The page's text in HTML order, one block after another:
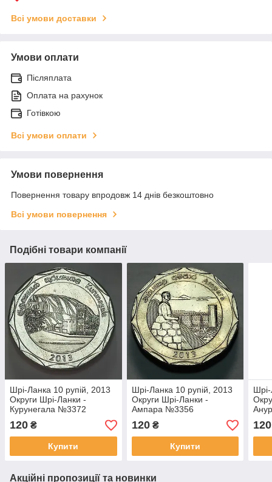
Всі умови доставки
Умови оплати
Післяплата
Оплата на рахунок
Готівкою
Всі умови оплати
Умови повернення
Повернення товару впродовж 14 днів безкоштовно
Всі умови повернення
Подібні товари компанії
Шрі-Ланка 10 рупій, 2013
Округи Шрі-Ланки -
Курунегала №3372
120 ₴
Купити
Шрі-Ланка 10 рупій, 2013
Округи Шрі-Ланки -
Ампара №3356
120₴
Купити
120
Акційні пропозиції та новинки